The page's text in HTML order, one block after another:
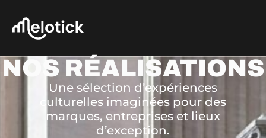
NOS RÉALISATIONS
Une sélection d’expériences
culturelles imaginées pour des
marques, entreprises et lieux
d’exception.